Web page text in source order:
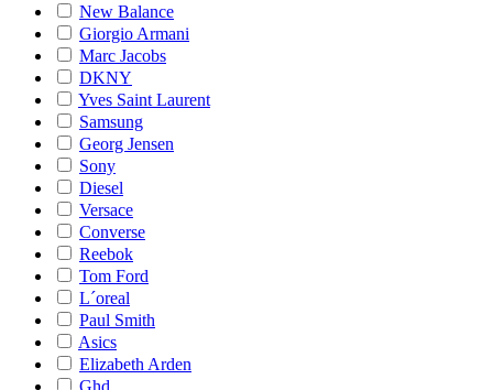
New Balance
Giorgio Armani
Marc Jacobs
DKNY
Yves Saint Laurent
Samsung
Georg Jensen
Sony
Diesel
Versace
Converse
Reebok
Tom Ford
L´oreal
Paul Smith
Asics
Elizabeth Arden
Ghd